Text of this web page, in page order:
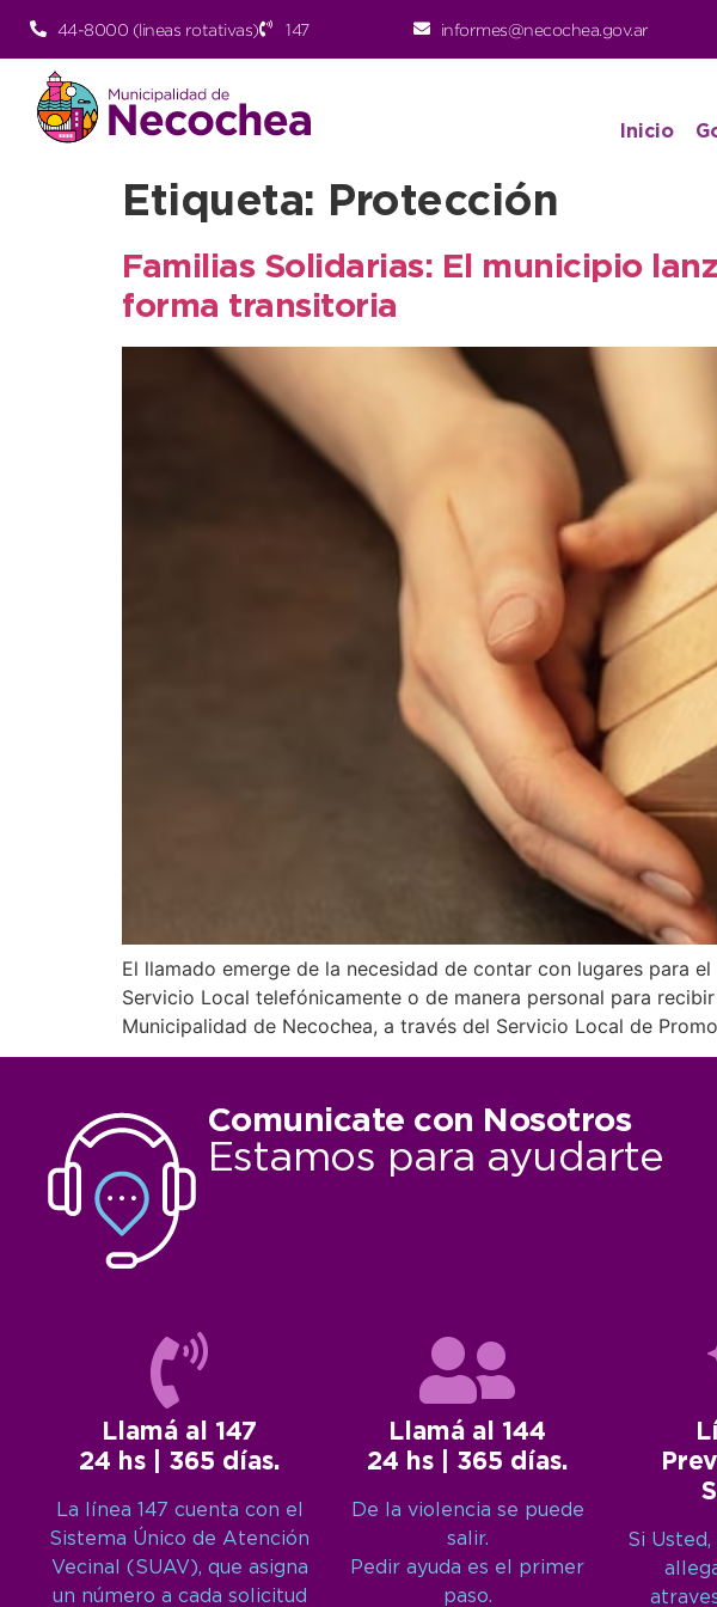
44-8000 (lineas rotativas) 147 informes@necochea.gov.ar
Inicio
Etiqueta: Protección
Familias Solidarias: El municipio
forma transitoria
El llamado emerge de la necesidad de contar con lugares para
Servicio Local telefónicamente o de manera personal para
Municipalidad de Necochea, a través del Servicio Local de
Comunicate con Nosotros
Estamos para ayudarte
Llamá al 147
24 hs | 365 días.
La línea 147 cuenta con el
Sistema Único de Atención
Vecinal (SUAV), que asigna
un número a cada solicitud
Llamá al 144
24 hs | 365 días.
De la violencia se puede
salir.
Pedir ayuda es el primer
paso.
Si